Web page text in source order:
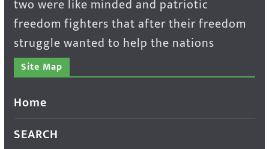
two were like minded and patriotic
freedom fighters that after their freedom
struggle wanted to help the nations
Site Map
Home
SEARCH